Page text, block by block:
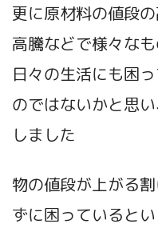
更に原材料の値段
高騰などで様々な
日々の生活にも困
のではないかと思
しました
物の値段が上がる
ずに困っていると